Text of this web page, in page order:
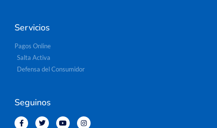
Servicios
Pagos Online
Salta Activa
Defensa del Consumidor
Seguinos